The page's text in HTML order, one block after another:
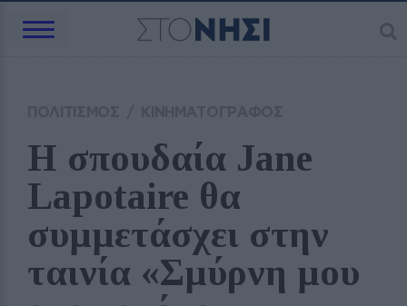
Η σπουδαία Jane
Lapotaire θα
συμμετάσχει στην
ταινία «Σμύρνη μου